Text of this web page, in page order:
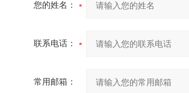
您的姓名：
联系电话：
常用邮箱：